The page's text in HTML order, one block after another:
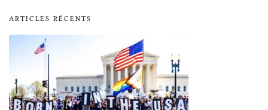
ARTICLES RÉCENTS